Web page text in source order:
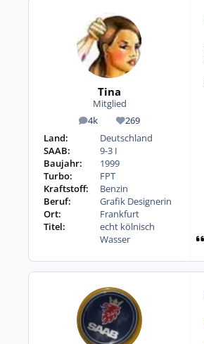
Tina
Mitglied
4k
Beiträge 269
Reputation
Land:
Deutschland
SAAB:
9-3 I
Baujahr:
1999
Turbo:
FPT
Kraftstoff:
Benzin
Beruf:
Grafik Designerin
Ort:
Frankfurt
Titel:
echt kölnisch
Wasser